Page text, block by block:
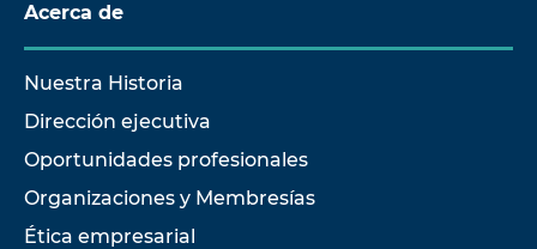
Acerca de
Nuestra Historia
Dirección ejecutiva
Oportunidades profesionales
Organizaciones y Membresías
Ética empresarial